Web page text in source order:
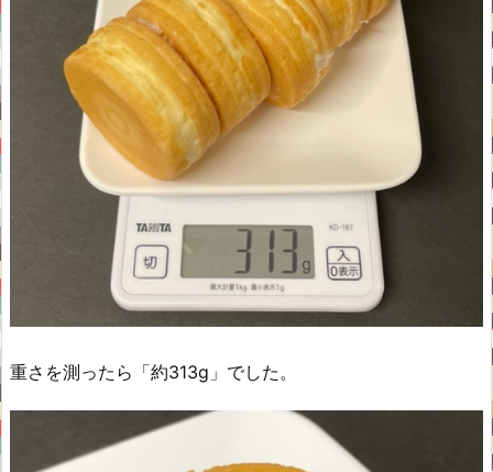
重さを測ったら「約313g」でした。